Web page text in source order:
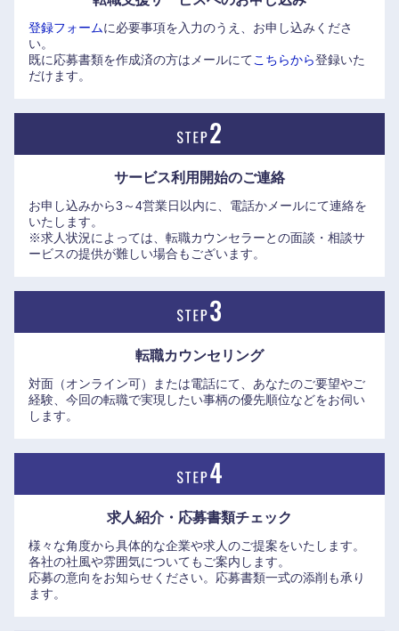
登録フォームに必要事項を入力のうえ、お申し込みくださ
い。
既に応募書類を作成済の方はメールにてこちらから登録いた
だけます。
サービス利用開始のご連絡
お申し込みから3～4営業日以内に、電話かメールにて連絡を
いたします。
※求人状況によっては、転職カウンセラーとの面談・相談サ
ービスの提供が難しい場合もございます。
転職カウンセリング
対面（オンライン可）または電話にて、あなたのご要望やご
経験、今回の転職で実現したい事柄の優先順位などをお伺い
します。
求人紹介・応募書類チェック
様々な角度から具体的な企業や求人のご提案をいたします。
各社の社風や雰囲気についてもご案内します。
応募の意向をお知らせください。応募書類一式の添削も承り
ます。
東海地方
岐阜県 静岡県
愛知県 三重県
近畿地方